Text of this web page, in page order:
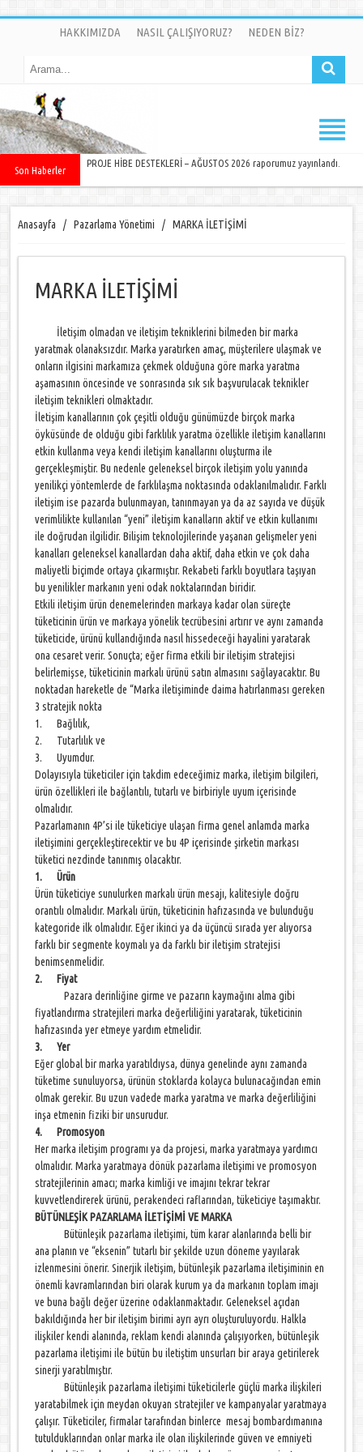
HAKKIMIZDA NASIL ÇALIŞIYORUZ? NEDEN BİZ?
Son Haberler
PROJE HİBE DESTEKLERİ – AĞUSTOS 2026 raporumuz yayınlandı.
Anasayfa / Pazarlama Yönetimi / MARKA İLETİŞİMİ
MARKA İLETİŞİMİ
İletişim olmadan ve iletişim tekniklerini bilmeden bir marka
yaratmak olanaksızdır. Marka yaratırken amaç, müşterilere ulaşmak ve
onların ilgisini markamıza çekmek olduğuna göre marka yaratma
aşamasının öncesinde ve sonrasında sık sık başvurulacak teknikler
iletişim teknikleri olmaktadır.
İletişim kanallarının çok çeşitli olduğu günümüzde birçok marka
öyküsünde de olduğu gibi farklılık yaratma özellikle iletişim kanallarını
etkin kullanma veya kendi iletişim kanallarını oluşturma ile
gerçekleşmiştir. Bu nedenle geleneksel birçok iletişim yolu yanında
yenilikçi yöntemlerde de farklılaşma noktasında odaklanılmalıdır. Farklı
iletişim ise pazarda bulunmayan, tanınmayan ya da az sayıda ve düşük
verimlilikte kullanılan “yeni” iletişim kanalların aktif ve etkin kullanımı
ile doğrudan ilgilidir. Bilişim teknolojilerinde yaşanan gelişmeler yeni
kanalları geleneksel kanallardan daha aktif, daha etkin ve çok daha
maliyetli biçimde ortaya çıkarmıştır. Rekabeti farklı boyutlara taşıyan
bu yenilikler markanın yeni odak noktalarından biridir.
Etkili iletişim ürün denemelerinden markaya kadar olan süreçte
tüketicinin ürün ve markaya yönelik tecrübesini artırır ve aynı zamanda
tüketicide, ürünü kullandığında nasıl hissedeceği hayalini yaratarak
ona cesaret verir. Sonuçta; eğer firma etkili bir iletişim stratejisi
belirlemişse, tüketicinin markalı ürünü satın almasını sağlayacaktır. Bu
noktadan hareketle de “Marka iletişiminde daima hatırlanması gereken
3 stratejik nokta
1. Bağlılık,
2. Tutarlılık ve
3. Uyumdur.
Dolayısıyla tüketiciler için takdim edeceğimiz marka, iletişim bilgileri,
ürün özellikleri ile bağlantılı, tutarlı ve birbiriyle uyum içerisinde
olmalıdır.
Pazarlamanın 4P’si ile tüketiciye ulaşan firma genel anlamda marka
iletişimini gerçekleştirecektir ve bu 4P içerisinde şirketin markası
tüketici nezdinde tanınmış olacaktır.
1. Ürün
Ürün tüketiciye sunulurken markalı ürün mesajı, kalitesiyle doğru
orantılı olmalıdır. Markalı ürün, tüketicinin hafızasında ve bulunduğu
kategoride ilk olmalıdır. Eğer ikinci ya da üçüncü sırada yer alıyorsa
farklı bir segmente koymalı ya da farklı bir iletişim stratejisi
benimsenmelidir.
2. Fiyat
Pazara derinliğine girme ve pazarın kaymağını alma gibi
fiyatlandırma stratejileri marka değerliliğini yaratarak, tüketicinin
hafızasında yer etmeye yardım etmelidir.
3. Yer
Eğer global bir marka yaratıldıysa, dünya genelinde aynı zamanda
tüketime sunuluyorsa, ürünün stoklarda kolayca bulunacağından emin
olmak gerekir. Bu uzun vadede marka yaratma ve marka değerliliğini
inşa etmenin fiziki bir unsurudur.
4. Promosyon
Her marka iletişim programı ya da projesi, marka yaratmaya yardımcı
olmalıdır. Marka yaratmaya dönük pazarlama iletişimi ve promosyon
stratejilerinin amacı; marka kimliği ve imajını tekrar tekrar
kuvvetlendirerek ürünü, perakendeci raflarından, tüketiciye taşımaktır.
BÜTÜNLEŞİK PAZARLAMA İLETİŞİMİ VE MARKA
Bütünleşik pazarlama iletişimi, tüm karar alanlarında belli bir
ana planın ve “eksenin” tutarlı bir şekilde uzun döneme yayılarak
izlenmesini önerir. Sinerjik iletişim, bütünleşik pazarlama iletişiminin en
önemli kavramlarından biri olarak kurum ya da markanın toplam imajı
ve buna bağlı değer üzerine odaklanmaktadır. Geleneksel açıdan
bakıldığında her bir iletişim birimi ayrı ayrı oluşturuluyordu. Halkla
ilişkiler kendi alanında, reklam kendi alanında çalışıyorken, bütünleşik
pazarlama iletişimi ile bütün bu iletiştim unsurları bir araya getirilerek
sinerji yaratılmıştır.
Bütünleşik pazarlama iletişimi tüketicilerle güçlü marka ilişkileri
yaratabilmek için meydan okuyan stratejiler ve kampanyalar yaratmaya
çalışır. Tüketiciler, firmalar tarafından binlerce mesaj bombardımanına
tutulduklarından onlar marka ile olan ilişkilerinde güven ve emniyeti